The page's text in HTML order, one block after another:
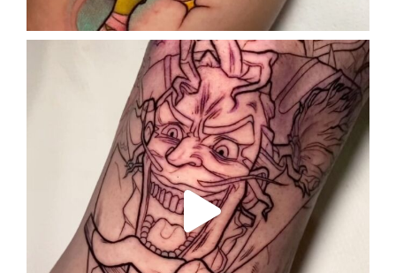
Oct 17
enriklefrik